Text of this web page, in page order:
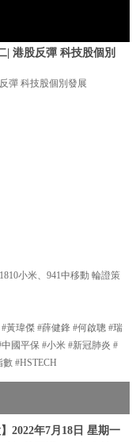
| 港股反彈 科技股個別
彈 科技股個別發展
小米、941中移動 輪證策
黃瑋傑 #薛健鋒 #何啟聰 #瑞
國平保 #小米 #新冠肺炎 #
#HSTECH
2022年7月18日 星期一